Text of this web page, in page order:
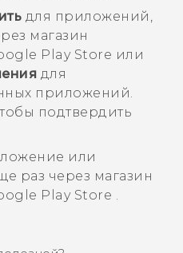
для приложений,
магазин
Play Store или
для
приложений.
подтвердить
или
раз через магазин
Play Store .